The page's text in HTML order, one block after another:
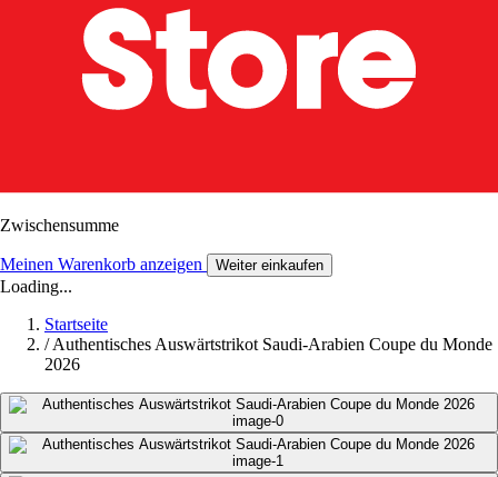
Zwischensumme
Meinen Warenkorb anzeigen Weiter einkaufen
Loading...
Startseite
/ Authentisches Auswärtstrikot Saudi-Arabien Coupe du Monde
2026